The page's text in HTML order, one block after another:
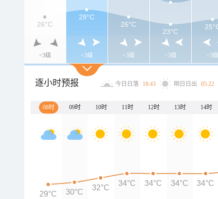
<3级 <3级 <3级 <3级 <3级
26°C
29°C
26°C
23°C
逐小时预报 今日日落 18:43 明日日出 05:22
08时 09时 10时 11时 12时 13时 14时
29°C 30°C
32°C
34°C 34°C 34°C 34°C